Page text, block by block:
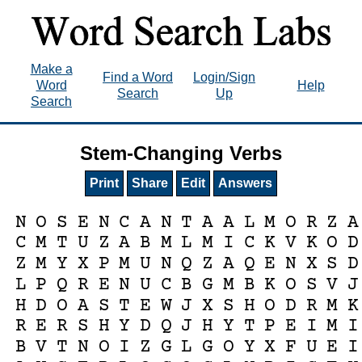
Make a
Word
Search
Find a Word
Search
Login/Sign
Up
Help
Stem-Changing Verbs
Print Share Edit Answers
N O S E N C A N T A A L M O R Z A
C M T U Z A B M L M I C K V K O D
Z M Y X P M U N Q Z A Q E N X S D
L P Q R E N U C B G M B K O S V J
H D O A S T E W J X S H O D R M K
R E R S H Y D Q J H Y T P E I M I
B V T N O I Z G L G O Y X F U E I